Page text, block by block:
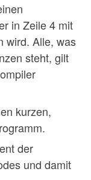
in Zeile 4 mit
wird. Alle, was
steht, gilt
kurzen,
der
und damit